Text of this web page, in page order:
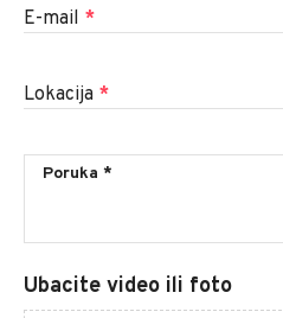
E-mail *
Lokacija *
Ubacite video ili foto